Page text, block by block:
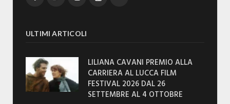
ULTIMI ARTICOLI
LILIANA CAVANI PREMIO ALLA
CARRIERA AL LUCCA FILM
FESTIVAL 2026 DAL 26
SETTEMBRE AL 4 OTTOBRE